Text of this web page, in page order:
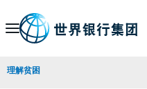
Skip
Navigation
理解贫困